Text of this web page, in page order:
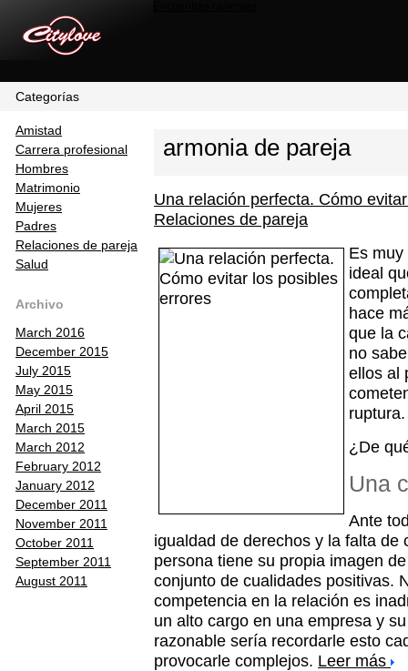
Categorías
Amistad
Carrera profesional
Hombres
Matrimonio
Mujeres
Padres
Relaciones de pareja
Salud
Archivo
March 2016
December 2015
July 2015
May 2015
April 2015
March 2015
March 2012
February 2012
January 2012
December 2011
November 2011
October 2011
September 2011
August 2011
armonia de pareja
Una relación perfecta. Cómo
Relaciones de pareja
Es
ideal
hace
que la
no
ellos al
ruptura.
¿De
Una
Ante
igualdad de derechos y la falta
persona tiene su propia imagen
conjunto de cualidades positivas.
competencia en la relación es
un alto cargo en una empresa y
razonable sería recordarle esto
provocarle complejos. Leer más